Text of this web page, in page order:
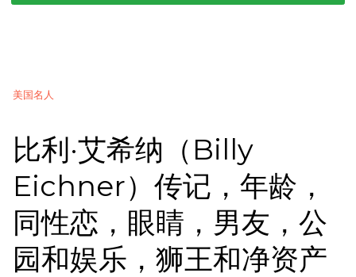
美国名人
比利·艾希纳（Billy
Eichner）传记，年龄，
同性恋，眼睛，男友，公
园和娱乐，狮王和净资产